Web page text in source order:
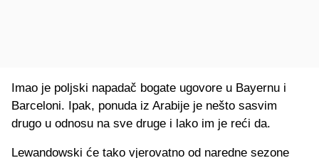
Imao je poljski napadač bogate ugovore u Bayernu i
Barceloni. Ipak, ponuda iz Arabije je nešto sasvim
drugo u odnosu na sve druge i lako im je reći da.
Lewandowski će tako vjerovatno od naredne sezone